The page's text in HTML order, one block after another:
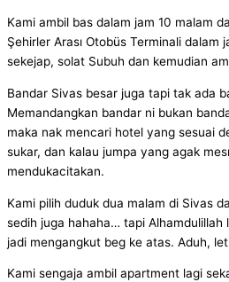
Kami ambil bas dalam jam 10 malam
Şehirler Arası Otobüs Terminali
sekejap, solat Subuh dan kemudian
Bandar Sivas besar juga tapi tak ada
Memandangkan bandar ni bukan
maka nak mencari hotel yang sesuai
sukar, dan kalau jumpa yang agak
mendukacitakan.
Kami pilih duduk dua malam di Sivas
sedih juga hahaha… tapi Alhamdulillah
jadi mengangkut beg ke atas. Aduh,
Kami sengaja ambil apartment lagi